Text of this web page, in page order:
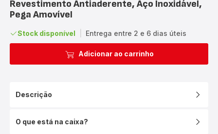
Revestimento Antiaderente, Aço Inoxidável,
Pega Amovível
Stock disponível Entrega entre 2 e 6 dias úteis
Adicionar ao carrinho
Descrição
O que está na caixa?